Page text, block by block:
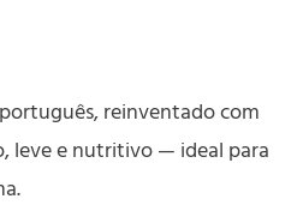
reinventado com
leve e nutritivo — ideal para